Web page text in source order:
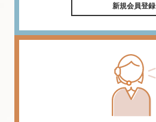
新規会員登録